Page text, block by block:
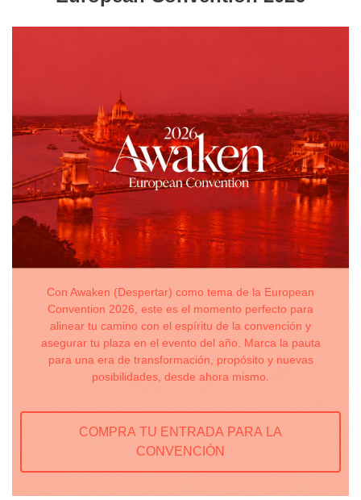
Con Awaken (Despertar) como tema de la European
Convention 2026, este es el momento perfecto para
alinear tu camino con el espíritu de la convención y
asegurar tu plaza en el evento del año. Marca la pauta
para una era de transformación, propósito y nuevas
posibilidades, desde ahora mismo.
COMPRA TU ENTRADA PARA LA
CONVENCIÓN